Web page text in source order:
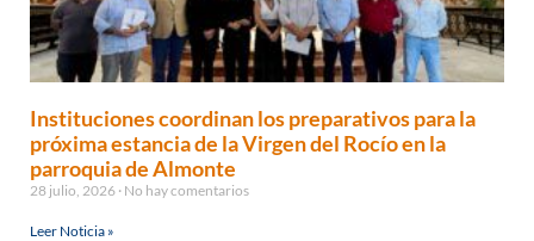
Instituciones coordinan los preparativos para la
próxima estancia de la Virgen del Rocío en la
parroquia de Almonte
28 julio, 2026 No hay comentarios
Leer Noticia »